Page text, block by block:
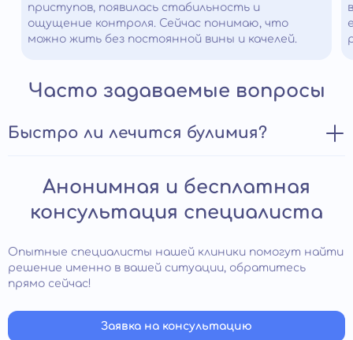
приступов, появилась стабильность и
ощущение контроля. Сейчас понимаю, что
можно жить без постоянной вины и качелей.
Часто задаваемые вопросы
Быстро ли лечится булимия?
психотерапевт/психиатр. По результатам
и поведенческая. Заболевание характеризуется
пищу, необходимостью вызывать рвоту после приема,
постоянным чувством голода. Время лечения
индивидуально, при комплексном подходе удается
нужна длительная терапия.
Анонимная и бесплатная
консультация специалиста
Опытные специалисты нашей клиники помогут найти
решение именно в вашей ситуации, обратитесь
прямо сейчас!
Заявка на консультацию